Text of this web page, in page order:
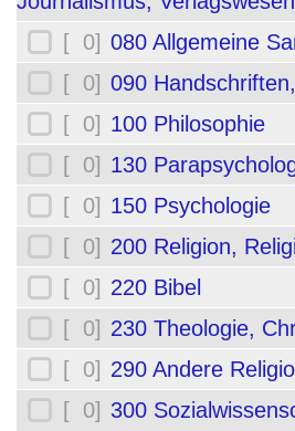
[ 0] 080 Allgemeine
[ 0] 090
[ 0] 100 Philosophie
[ 0] 130
[ 0] 150 Psychologie
[ 0] 200 Religion,
[ 0] 220 Bibel
[ 0] 230 Theologie,
[ 0] 290 Andere
[ 0] 300